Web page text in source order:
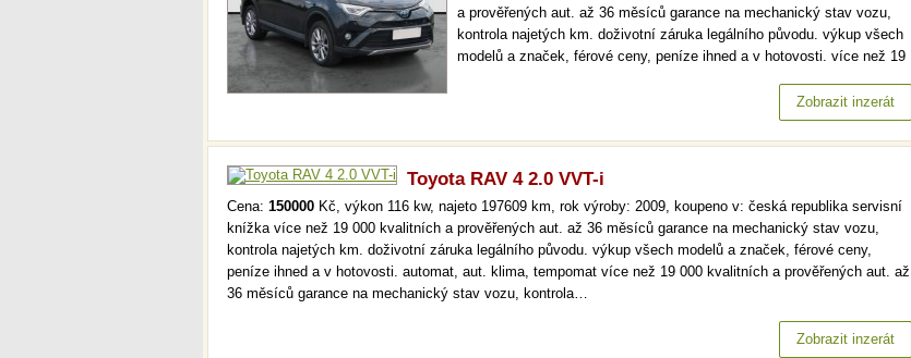
a prověřených aut. až 36 měsíců garance na mechanický stav vozu,
kontrola najetých km. doživotní záruka legálního původu. výkup všech
modelů a značek, férové ceny, peníze ihned a v hotovosti. více než 19
mechanický stav vozu, kontrola najetých km. doživotní záruka…
Zobrazit inzerát
Toyota RAV 4 2.0 VVT-i
Cena: 150000 Kč, výkon 116 kw, najeto 197609 km, rok výroby: 2009, koupeno v: česká republika servisní
knížka více než 19 000 kvalitních a prověřených aut. až 36 měsíců garance na mechanický stav vozu,
kontrola najetých km. doživotní záruka legálního původu. výkup všech modelů a značek, férové ceny,
peníze ihned a v hotovosti. automat, aut. klima, tempomat více než 19 000 kvalitních a prověřených aut. až
36 měsíců garance na mechanický stav vozu, kontrola…
Zobrazit inzerát